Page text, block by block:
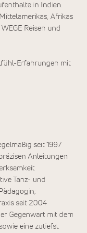
in Indien.
Afrikas
Reisen und
Erfahrungen mit
seit 1997
Anleitungen
Tanz- und
seit 2004
Gegenwart mit dem
eine zutiefst